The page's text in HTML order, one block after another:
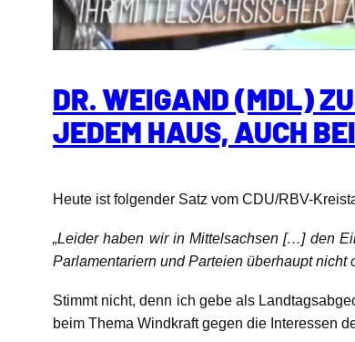
DR. WEIGAND (MDL)
JEDEM HAUS, AUCH
Heute ist folgender Satz vom CDU/RBV-
„Leider haben wir in Mittelsachsen […] den
Parlamentariern und Parteien überhaupt nicht
Stimmt nicht, denn ich gebe als
beim Thema Windkraft gegen die Interessen